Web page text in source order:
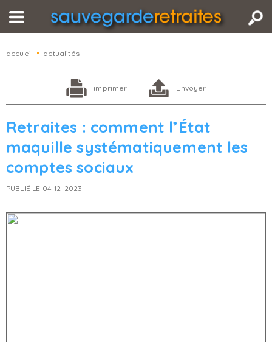
accueil • actualités
imprimer Envoyer
Retraites : comment l’État
maquille systématiquement les
comptes sociaux
PUBLIÉ LE 04-12-2023